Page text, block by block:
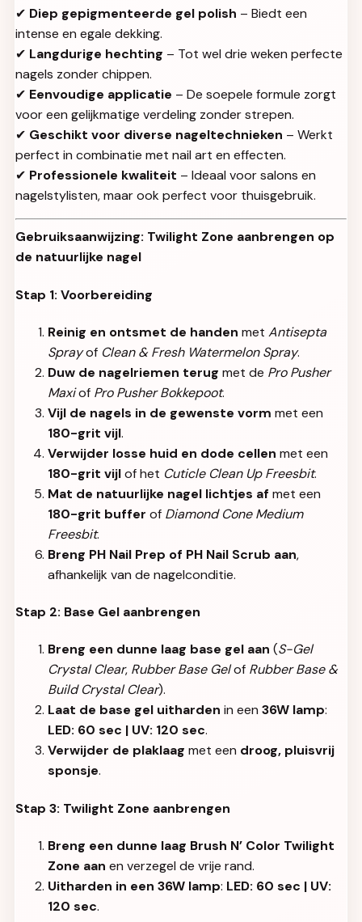
✔ Diep gepigmenteerde gel polish – Biedt een
intense en egale dekking.
✔ Langdurige hechting – Tot wel drie weken perfecte
nagels zonder chippen.
✔ Eenvoudige applicatie – De soepele formule zorgt
voor een gelijkmatige verdeling zonder strepen.
✔ Geschikt voor diverse nageltechnieken – Werkt
perfect in combinatie met nail art en effecten.
✔ Professionele kwaliteit – Ideaal voor salons en
nagelstylisten, maar ook perfect voor thuisgebruik.
Gebruiksaanwijzing: Twilight Zone aanbrengen op
de natuurlijke nagel
Stap 1: Voorbereiding
Reinig en ontsmet de handen met Antisepta
Sprayof Clean & Fresh Watermelon Spray.
Duw de nagelriemen terug met de Pro Pusher
Maxiof Pro Pusher Bokkepoot.
Vijl de nagels in de gewenste vorm met een
180-grit vijl.
Verwijder losse huid en dode cellen met een
180-grit vijlof het Cuticle Clean Up Freesbit.
Mat de natuurlijke nagel lichtjes af met een
180-grit buffer of Diamond Cone Medium
Freesbit.
Breng PH Nail Prep of PH Nail Scrub aan,
afhankelijk van de nagelconditie.
Stap 2: Base Gel aanbrengen
Breng een dunne laag base gel aan (S-Gel
Crystal Clear, Rubber Base Gelof Rubber Base &
Build Crystal Clear).
Laat de base gel uitharden in een36W lamp:
LED: 60 sec | UV: 120 sec.
Verwijder de plaklaag met een droog, pluisvrij
sponsje.
Stap 3: Twilight Zone aanbrengen
Breng een dunne laag Brush N’ Color Twilight
Zone aan en verzegel de vrije rand.
Uitharden in een 36W lamp: LED: 60 sec | UV:
120 sec.